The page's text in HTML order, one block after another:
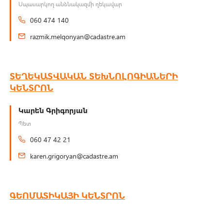
Սպասարկող անձնակազմի ղեկավար
060 474 140
razmik.melqonyan@cadastre.am
ՏԵՂԵԿԱՏՎԱԿԱՆ ՏԵԽՆՈԼՈԳԻԱՆԵՐԻ
ԿԵՆՏՐՈՆ
Կարեն Գրիգորյան
Պետ
060 47 42 21
karen.grigoryan@cadastre.am
ԳԵՈՄԱՏԻԿԱՅԻ ԿԵՆՏՐՈՆ